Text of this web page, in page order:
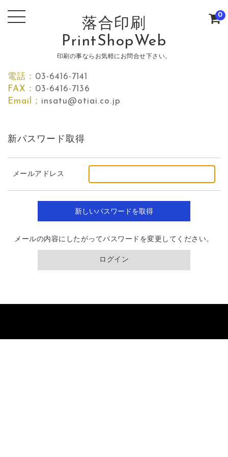
落合印刷
PrintShopWeb
印刷の事ならお気軽にお問合せ下さい。
電話： 03-6416-7141
FAX： 03-6416-7136
Email； insatu@otiai.co.jp
0
新パスワード取得
メールアドレス
メールの内容にしたがってパスワードを変更してください。
ログイン